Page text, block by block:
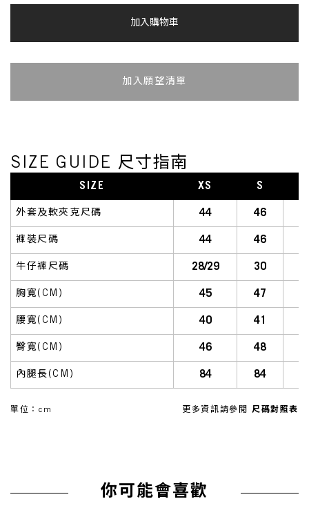
加入購物車
加入追蹤清單
SIZE GUIDE 尺寸指南
SIZE XS S
外套及軟夾克尺碼 44 46
褲裝尺碼 44 46
牛仔褲尺碼 28/29 30
胸寬(CM) 45 47
腰寬(CM) 40 41
臀寬(CM) 46 48
內腿長(CM) 84 84
單位：cm 更多資訊請參閱 尺碼對照表
你可能會喜歡